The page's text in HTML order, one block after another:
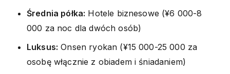
Średnia półka: Hotele biznesowe (¥6 000-8
000 za noc dla dwóch osób)
Luksus: Onsen ryokan (¥15 000-25 000 za
osobę włącznie z obiadem i śniadaniem)